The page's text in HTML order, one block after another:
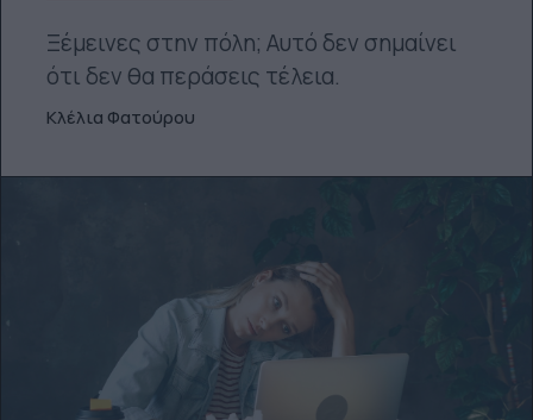
Ξέμεινες στην πόλη; Αυτό δεν σημαίνει
ότι δεν θα περάσεις τέλεια.
Κλέλια Φατούρου